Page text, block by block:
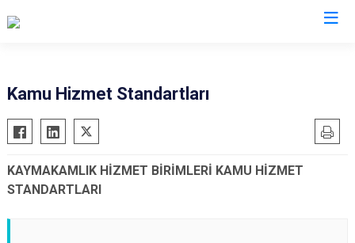
Büyükorhan
Gemlik
Gürsu
Harmancık
İnegöl
Nilüfer
Kamu Hizmet Standartları
KAYMAKAMLIK HİZMET BİRİMLERİ KAMU HİZMET
STANDARTLARI